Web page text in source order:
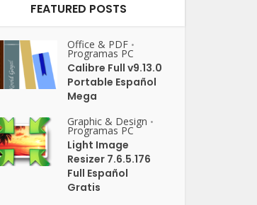
FEATURED POSTS
Office & PDF •
Programas PC
Calibre Full v9.13.0
Portable Español
Mega
Graphic & Design •
Programas PC
Light Image
Resizer 7.6.5.176
Full Español
Gratis